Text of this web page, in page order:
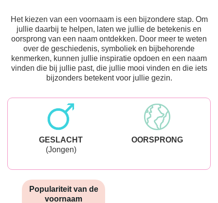
Het kiezen van een voornaam is een bijzondere stap. Om
jullie daarbij te helpen, laten we jullie de betekenis en
oorsprong van een naam ontdekken. Door meer te weten
over de geschiedenis, symboliek en bijbehorende
kenmerken, kunnen jullie inspiratie opdoen en een naam
vinden die bij jullie past, die jullie mooi vinden en die iets
bijzonders betekent voor jullie gezin.
GESLACHT
(Jongen)
OORSPRONG
Populariteit van de
voornaam